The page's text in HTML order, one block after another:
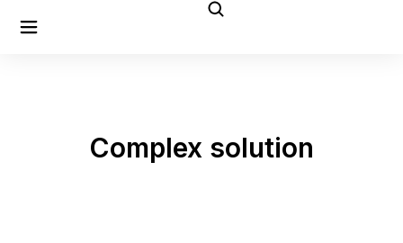
Complex solution